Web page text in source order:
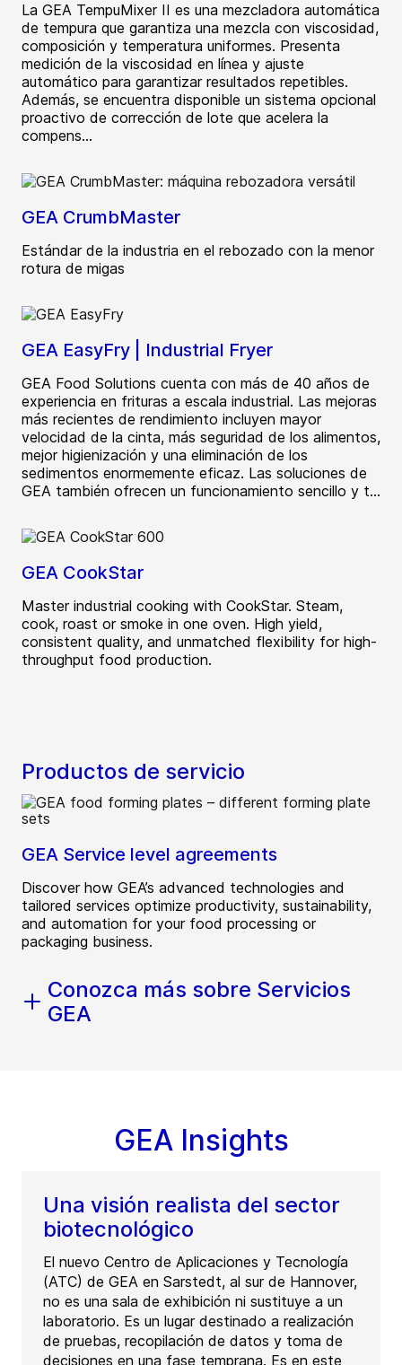
La GEA TempuMixer II es una mezcladora automática
de tempura que garantiza una mezcla con viscosidad,
composición y temperatura uniformes. Presenta
medición de la viscosidad en línea y ajuste
automático para garantizar resultados repetibles.
Además, se encuentra disponible un sistema opcional
proactivo de corrección de lote que acelera la
compens...
GEA CrumbMaster
Estándar de la industria en el rebozado con la menor
rotura de migas
GEA EasyFry | Industrial Fryer
GEA Food Solutions cuenta con más de 40 años de
experiencia en frituras a escala industrial. Las mejoras
más recientes de rendimiento incluyen mayor
velocidad de la cinta, más seguridad de los alimentos,
mejor higienización y una eliminación de los
sedimentos enormemente eficaz. Las soluciones de
GEA también ofrecen un funcionamiento sencillo y t...
GEA CookStar
Master industrial cooking with CookStar. Steam,
cook, roast or smoke in one oven. High yield,
consistent quality, and unmatched flexibility for high-
throughput food production.
Productos de servicio
GEA Service level agreements
Discover how GEA’s advanced technologies and
tailored services optimize productivity, sustainability,
and automation for your food processing or
packaging business.
Conozca más sobre Servicios
GEA
GEA Insights
Una visión realista del sector
biotecnológico
El nuevo Centro de Aplicaciones y Tecnología
(ATC) de GEA en Sarstedt, al sur de Hannover,
no es una sala de exhibición ni sustituye a un
laboratorio. Es un lugar destinado a realización
de pruebas, recopilación de datos y toma de
decisiones en una fase temprana. Es en este